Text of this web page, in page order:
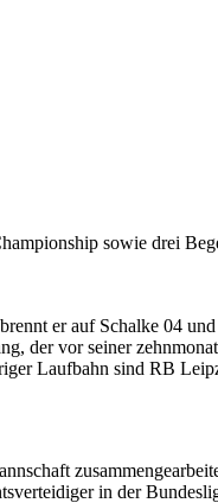
sowie drei
er auf Schalke 04
der vor seiner
Laufbahn sind RB
in der